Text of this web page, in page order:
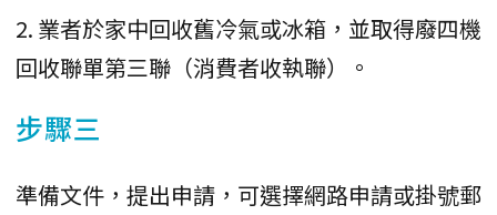
2. 業者於家中回收舊冷氣或冰箱，並取得廢四機
回收聯單第三聯（消費者收執聯）。
步驟三
準備文件，提出申請，可選擇網路申請或掛號郵